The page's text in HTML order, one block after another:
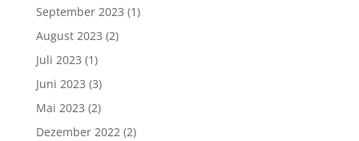
September 2023 (1)
August 2023 (2)
Juli 2023 (1)
Juni 2023 (3)
Mai 2023 (2)
Dezember 2022(2)